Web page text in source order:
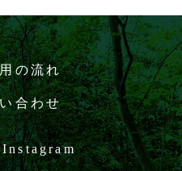
の流れ
合わせ
Instagram